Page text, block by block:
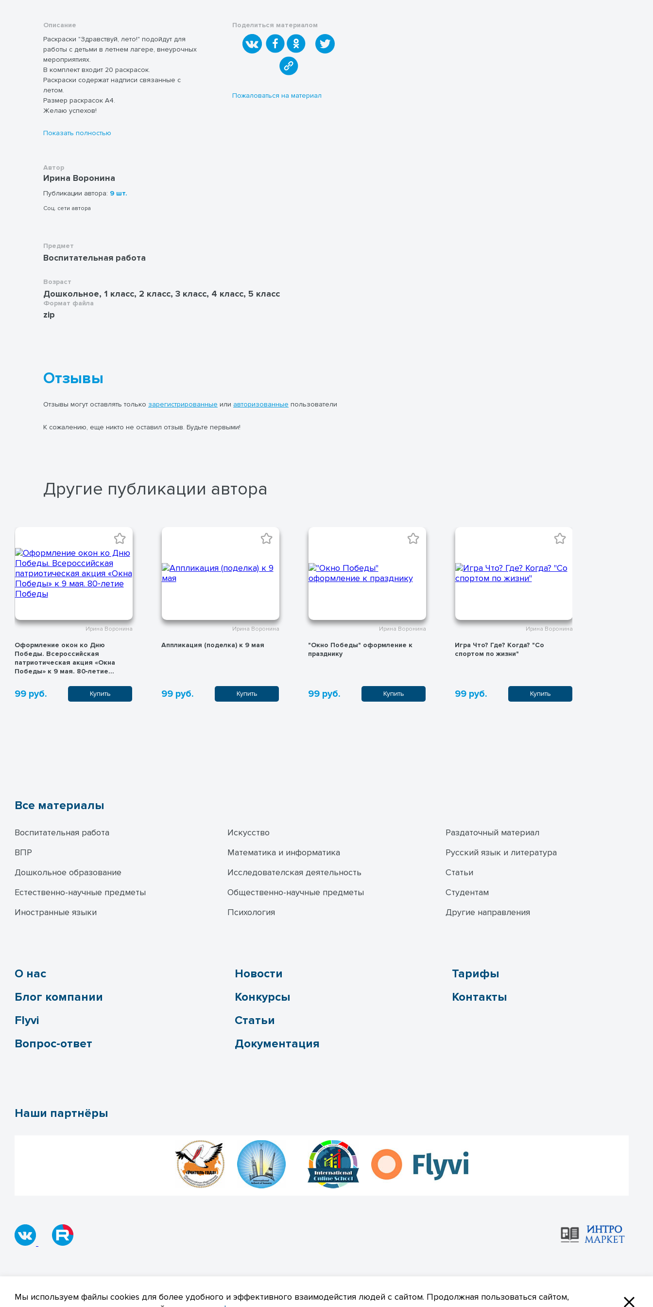
Описание
Раскраски "Здравствуй, лето!" подойдут для
работы с детьми в летнем лагере, внеурочных
мероприятиях.
В комплект входит 20 раскрасок.
Раскраски содержат надписи связанные с
летом.
Размер раскрасок А4.
Желаю успехов!
Показать полностью
Поделиться материалом
Пожаловаться на материал
Автор
Ирина Воронина
Публикации автора: 9 шт.
Соц. сети автора
Предмет
Воспитательная работа
Возраст
Дошкольное, 1 класс, 2 класс, 3 класс, 4 класс, 5 класс
Формат файла
zip
Отзывы
Отзывы могут оставлять только зарегистрированные или авторизованные пользователи
К сожалению, еще никто не оставил отзыв. Будьте первыми!
Другие публикации автора
Ирина Воронина
Оформление окон ко Дню
Победы. Всероссийская
патриотическая акция «Окна
Победы» к 9 мая. 80‑летие
99 руб. Купить
Ирина Воронина
Аппликация (поделка) к 9 мая
99 руб. Купить
Ирина Воронина
"Окно Победы" оформление к
празднику
99 руб. Купить
Ирина Воронина
Игра Что? Где? Когда? "Со
спортом по жизни"
99 руб. Купить
Все материалы
Воспитательная работа
ВПР
Дошкольное образование
Естественно-научные предметы
Иностранные языки
Искусство
Математика и информатика
Исследователская деятельность
Общественно-научные предметы
Психология
Раздаточный материал
Русский язык и литература
Статьи
Студентам
Другие направления
О нас
Блог компании
Flyvi
Вопрос-ответ
Новости
Конкурсы
Статьи
Документация
Тарифы
Контакты
Наши партнёры
Мы используем файлы cookies для более удобного и эффективного взаимодейстия людей с сайтом. Продолжная пользоваться сайтом,